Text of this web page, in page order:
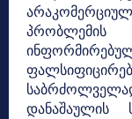
დანაშაულის